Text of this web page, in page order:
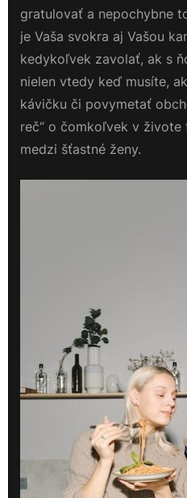
gratulovať a nepochybne
je Vaša svokra aj Vašou
kedykoľvek zavolať, ak s
nielen vtedy keď musíte,
kávičku či povymetať
reč“ o čomkoľvek v
medzi šťastné ženy.